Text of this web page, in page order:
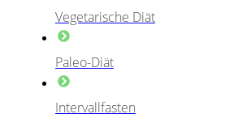
Vegetarische Diät
Paleo-Diät
Intervallfasten